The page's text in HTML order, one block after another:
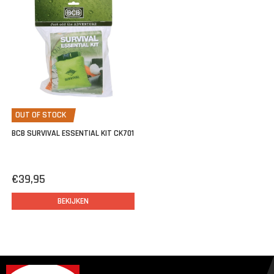
Duck tape
Noodfluit
BCB overlevingsinstructies
Wattenbolletjes
2” Mayday signaalspiegel
Ultra lichte droge tas (oranje, 1 liter)
Afmeting:160 x 230 mm
OUT OF STOCK
BCB SURVIVAL ESSENTIAL KIT CK701
€39,95
BEKIJKEN